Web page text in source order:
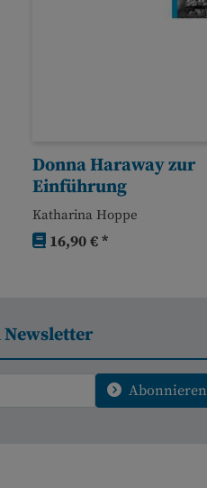
Donna Haraway zur
Einführung
Katharina Hoppe
16,90 € *
Newsletter
Abonnieren